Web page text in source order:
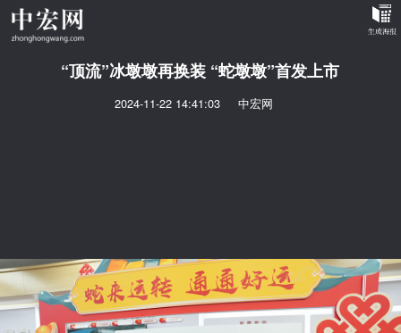
“顶流”冰墩墩再换装 “蛇墩墩”首发上市
2024-11-22 14:41:03 中宏网